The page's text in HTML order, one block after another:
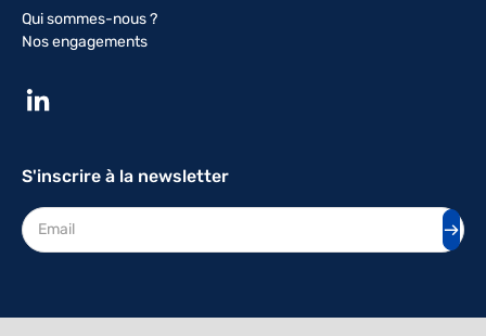
Qui sommes-nous ?
Nos engagements
S'inscrire à la newsletter
Adresse mail